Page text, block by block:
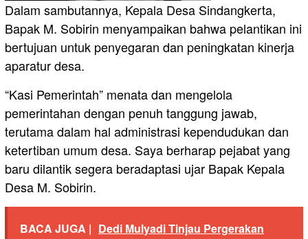
Dalam sambutannya, Kepala Desa Sindangkerta,
Bapak M. Sobirin menyampaikan bahwa pelantikan ini
bertujuan untuk penyegaran dan peningkatan kinerja
aparatur desa.
“Kasi Pemerintah” menata dan mengelola
pemerintahan dengan penuh tanggung jawab,
terutama dalam hal administrasi kependudukan dan
ketertiban umum desa. Saya berharap pejabat yang
baru dilantik segera beradaptasi ujar Bapak Kepala
Desa M. Sobirin.
BACA JUGA | Dedi Mulyadi Tinjau Pergerakan